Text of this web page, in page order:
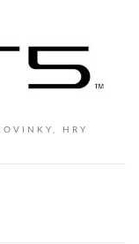
HRY